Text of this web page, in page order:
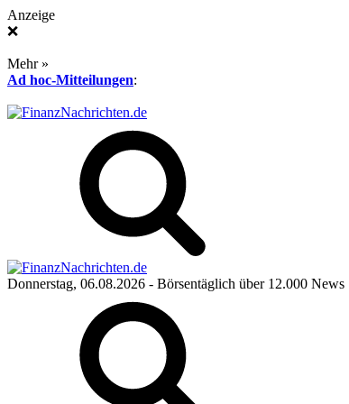
Anzeige
❌
Mehr »
Ad hoc-Mitteilungen:
Donnerstag, 06.08.2026 - Börsentäglich über 12.000 News